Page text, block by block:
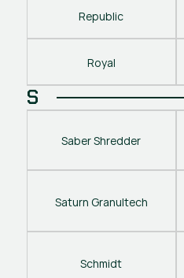
Republic
Royal
S
Saber Shredder
Saturn Granultech
Schmidt